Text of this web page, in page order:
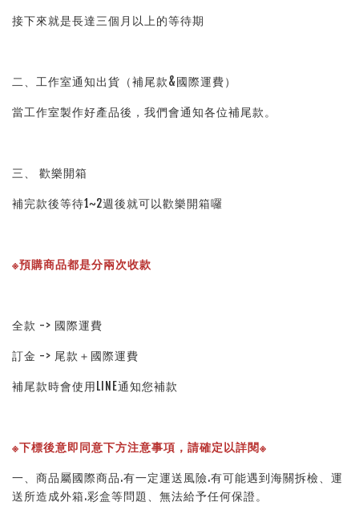
接下來就是長達三個月以上的等待期
二、工作室通知出貨（補尾款&國際運費）
當工作室製作好產品後，我們會通知各位補尾款。
三、 歡樂開箱
補完款後等待1~2週後就可以歡樂開箱囉
※預購商品都是分兩次收款
全款 -> 國際運費
訂金 -> 尾款＋國際運費
補尾款時會使用LINE通知您補款
※下標後意即同意下方注意事項，請確定以詳閱※
一、商品屬國際商品.有一定運送風險.有可能遇到海關拆檢、運
送所造成外箱.彩盒等問題、無法給予任何保證。